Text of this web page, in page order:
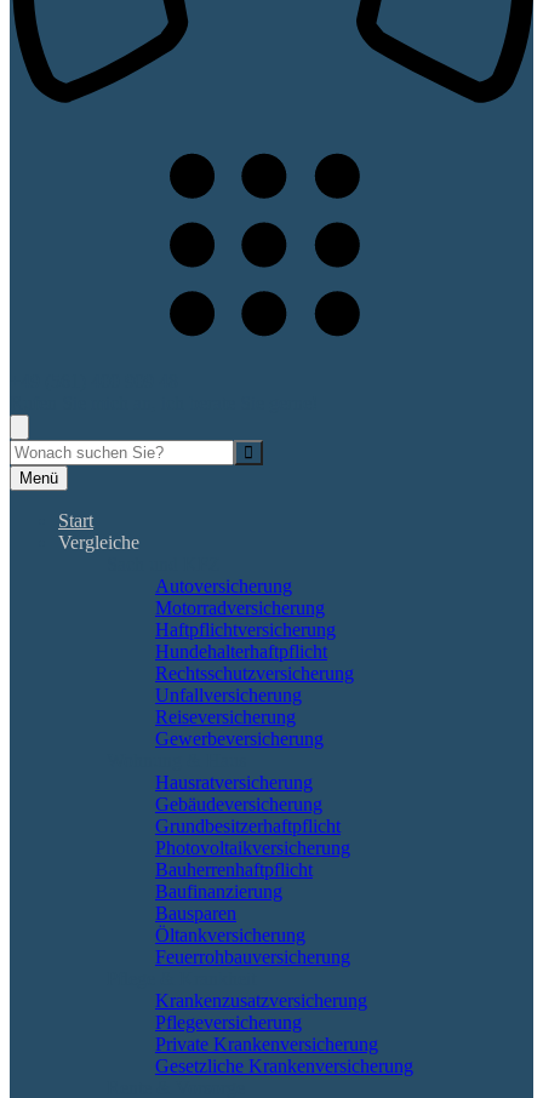
Menü
Start
Vergleiche
Autoversicherung
Motorradversicherung
Haftpflichtversicherung
Hundehalterhaftpflicht
Rechtsschutzversicherung
Unfallversicherung
Reiseversicherung
Gewerbeversicherung
Hausratversicherung
Gebäudeversicherung
Grundbesitzerhaftpflicht
Photovoltaikversicherung
Bauherrenhaftpflicht
Baufinanzierung
Bausparen
Öltankversicherung
Feuerrohbauversicherung
Krankenzusatzversicherung
Pflegeversicherung
Private Krankenversicherung
Gesetzliche Krankenversicherung